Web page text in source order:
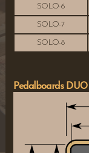
SOLO-6
SOLO-7
SOLO-8
Pedalboards DUO